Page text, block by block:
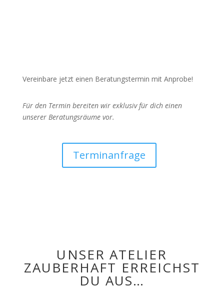
Vereinbare jetzt einen Beratungstermin mit Anprobe!
Für den Termin bereiten wir exklusiv für dich einen
unserer Beratungsräume vor.
Terminanfrage
UNSER ATELIER
ZAUBERHAFT ERREICHST
DU AUS…